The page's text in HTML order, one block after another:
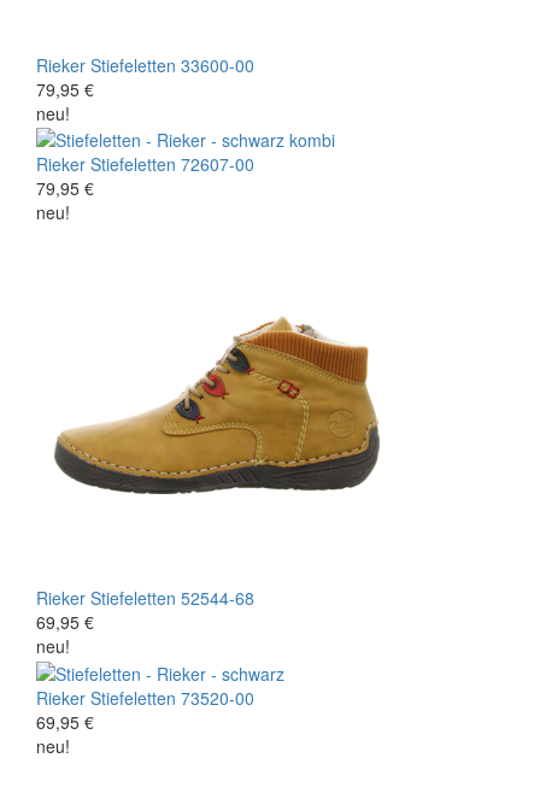
Rieker Stiefeletten 33600-00
79,95 €
neu!
Rieker Stiefeletten 72607-00
79,95 €
neu!
Rieker Stiefeletten 52544-68
69,95 €
neu!
Rieker Stiefeletten 73520-00
69,95 €
neu!